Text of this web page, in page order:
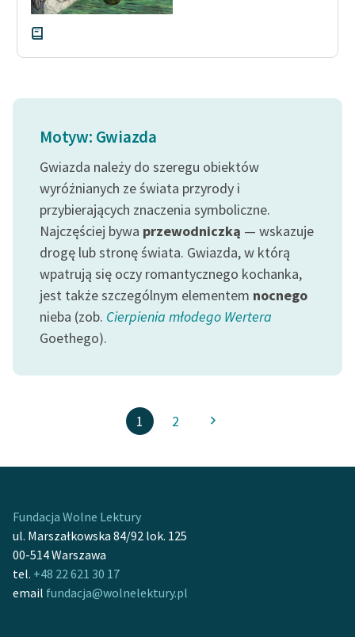
Motyw: Gwiazda
Gwiazda należy do szeregu obiektów
wyróżnianych ze świata przyrody i
przybierających znaczenia symboliczne.
Najczęściej bywa przewodniczką — wskazuje
drogę lub stronę świata. Gwiazda, w którą
wpatrują się oczy romantycznego kochanka,
jest także szczególnym elementem nocnego
nieba (zob. Cierpienia młodego Wertera
Goethego).
1 2
Fundacja Wolne Lektury
ul. Marszałkowska 84/92 lok. 125
00-514 Warszawa
tel. +48 22 621 30 17
email fundacja@wolnelektury.pl